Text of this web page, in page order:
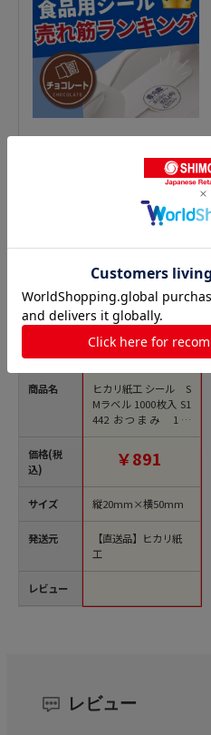
惣菜シールの人気商品との比較
商品名
価格(税
込)
サイズ
発送元
レビュー
ヒカリ紙工 シール S
Mラベル 1000枚入 S1
442 おつまみ 1袋
（ご注文単位1袋）
￥891
縦20mm×横50mm
【直送品】ヒカリ紙
工
レビュー